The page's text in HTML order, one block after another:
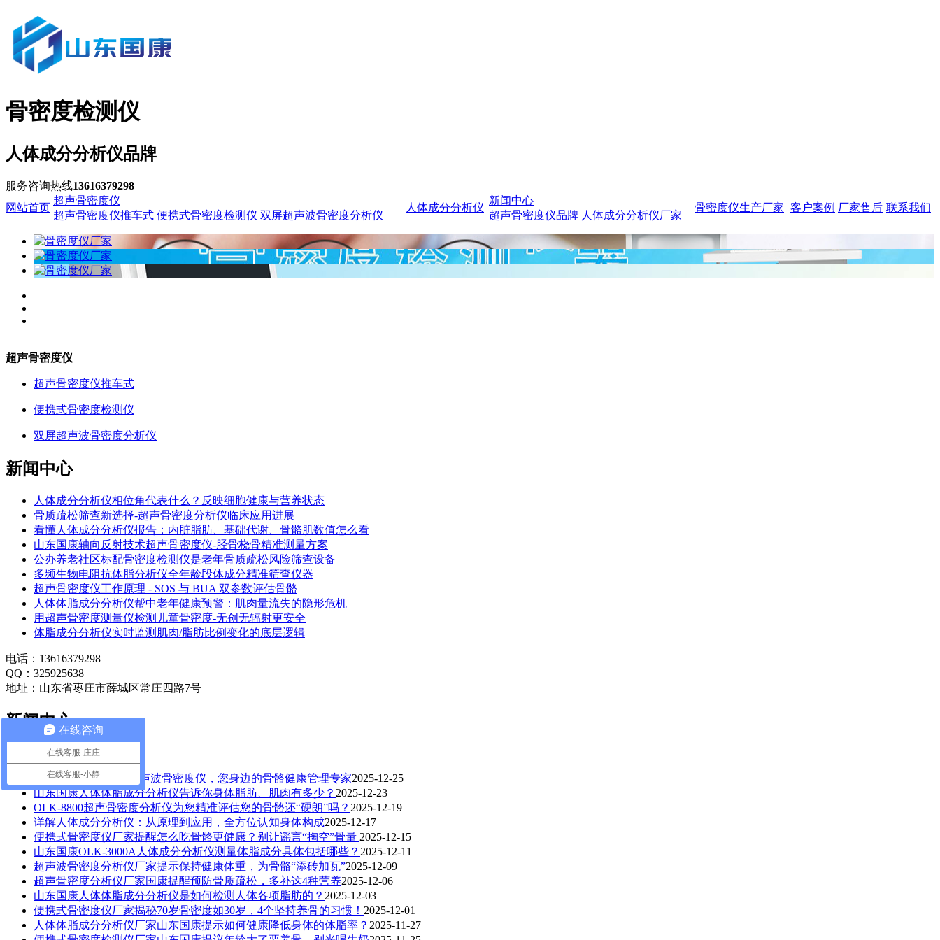
骨密度检测仪
人体成分分析仪品牌
服务咨询热线13616379298
网站首页
超声骨密度仪
超声骨密度仪推车式 便携式骨密度检测仪 双屏超声波骨密度分析仪
人体成分分析仪
新闻中心
超声骨密度仪品牌 人体成分分析仪厂家
骨密度仪生产厂家 客户案例 厂家售后 联系我们
超声骨密度仪
超声骨密度仪推车式
便携式骨密度检测仪
双屏超声波骨密度分析仪
新闻中心
人体成分分析仪相位角代表什么？反映细胞健康与营养状态
骨质疏松筛查新选择-超声骨密度分析仪临床应用进展
看懂人体成分分析仪报告：内脏脂肪、基础代谢、骨骼肌数值怎么看
山东国康轴向反射技术超声骨密度仪-胫骨桡骨精准测量方案
公办养老社区标配骨密度检测仪是老年骨质疏松风险筛查设备
多频生物电阻抗体脂分析仪全年龄段体成分精准筛查仪器
超声骨密度仪工作原理 - SOS 与 BUA 双参数评估骨骼
人体体脂成分分析仪帮中老年健康预警：肌肉量流失的隐形危机
用超声骨密度测量仪检测儿童骨密度-无创无辐射更安全
体脂成分分析仪实时监测肌肉/脂肪比例变化的底层逻辑
电话：13616379298
QQ：325925638
地址：山东省枣庄市薛城区常庄四路7号
新闻中心
当前位置：主页>新闻中心
山东国康OLK-8800超声波骨密度仪，您身边的骨骼健康管理专家2025-12-25
山东国康人体体脂成分分析仪告诉你身体脂肪、肌肉有多少？ 2025-12-23
OLK-8800超声骨密度分析仪为您精准评估您的骨骼还“硬朗”吗？ 2025-12-19
详解人体成分分析仪：从原理到应用，全方位认知身体构成2025-12-17
便携式骨密度仪厂家提醒怎么吃骨骼更健康？别让谣言“掏空”骨量 2025-12-15
山东国康OLK-3000A人体成分分析仪测量体脂成分具体包括哪些？ 2025-12-11
超声波骨密度分析仪厂家提示保持健康体重，为骨骼“添砖加瓦”2025-12-09
超声骨密度分析仪厂家国康提醒预防骨质疏松，多补这4种营养2025-12-06
山东国康人体体脂成分分析仪是如何检测人体各项脂肪的？ 2025-12-03
便携式骨密度仪厂家揭秘70岁骨密度如30岁，4个坚持养骨的习惯！ 2025-12-01
人体体脂成分分析仪厂家山东国康提示如何健康降低身体的体脂率？ 2025-11-27
在线咨询
在线客服-庄庄
在线客服-小静